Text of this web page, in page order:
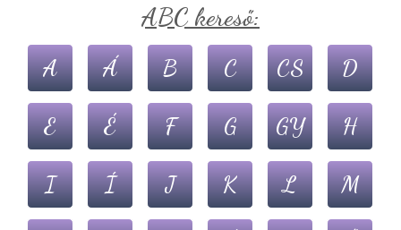
ABC kereső:
A Á B C CS D
E É F G GY H
I Í J K L M